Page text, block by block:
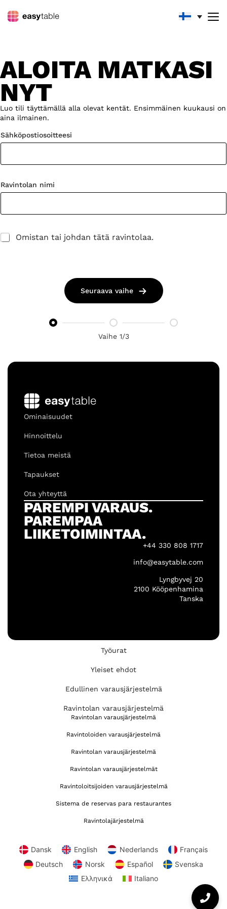
ALOITA MATKASI
NYT
Luo tili täyttämällä alla olevat kentät. Ensimmäinen kuukausi on
aina ilmainen.
Sähköpostiosoitteesi
Ravintolan nimi
Omistan tai johdan tätä ravintolaa.
Vaihe 1/3
Seuraava vaihe
Ominaisuudet
Hinnoittelu
Tietoa meistä
Tapaukset
Ota yhteyttä
PAREMPI VARAUS.
PAREMPAA
LIIKETOIMINTAA.
+44 330 808 1717
info@easytable.com
Lyngbyvej 20
2100 Kööpenhamina
Tanska
Työurat
Yleiset ehdot
Edullinen varausjärjestelmä
Ravintolan varausjärjestelmä
Ravintolan varausjärjestelmä
Ravintoloiden varausjärjestelmä
Ravintolan varausjärjestelmä
Ravintolan varausjärjestelmät
Ravintoloitsijoiden varausjärjestelmä
Sistema de reservas para restaurantes
Ravintolajärjestelmä
Dansk English Nederlands
Français
Deutsch
Norsk Español
Svenska
Ελληνικά
Italiano